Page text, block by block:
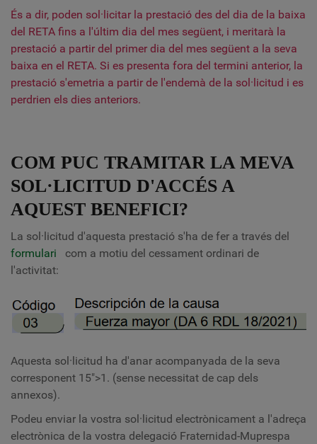
És a dir, poden sol·licitar la prestació des del dia de la baixa
del RETA fins a l'últim dia del mes següent, i meritarà la
prestació a partir del primer dia del mes següent a la seva
baixa en el RETA. Si es presenta fora del termini anterior, la
prestació s'emetria a partir de l'endemà de la sol·licitud i es
perdrien els dies anteriors.
COM PUC TRAMITAR LA MEVA
SOL·LICITUD D'ACCÉS A
AQUEST BENEFICI?
La sol·licitud d'aquesta prestació s'ha de fer a través del
formulari
com a motiu del cessament ordinari de
l'activitat:
Aquesta sol·licitud ha d'anar acompanyada de la seva
corresponent 15">1. (sense necessitat de cap dels
annexos).
Podeu enviar la vostra sol·licitud electrònicament a l'adreça
electrònica de la vostra delegació Fraternidad-Muprespa